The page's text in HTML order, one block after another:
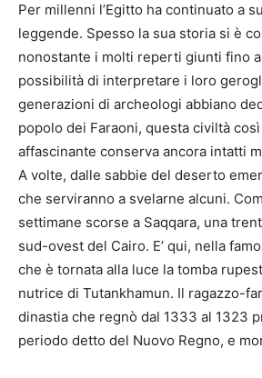
Per millenni l’Egitto ha continuato a
leggende. Spesso la sua storia si è
nonostante i molti reperti giunti fino
possibilità di interpretare i loro
generazioni di archeologi abbiano
popolo dei Faraoni, questa civiltà
affascinante conserva ancora intatti
A volte, dalle sabbie del deserto
che serviranno a svelarne alcuni.
settimane scorse a Saqqara, una
sud-ovest del Cairo. E’ qui, nella
che è tornata alla luce la tomba
nutrice di Tutankhamun. Il ragazzo-
dinastia che regnò dal 1333 al 1323
periodo detto del Nuovo Regno, e